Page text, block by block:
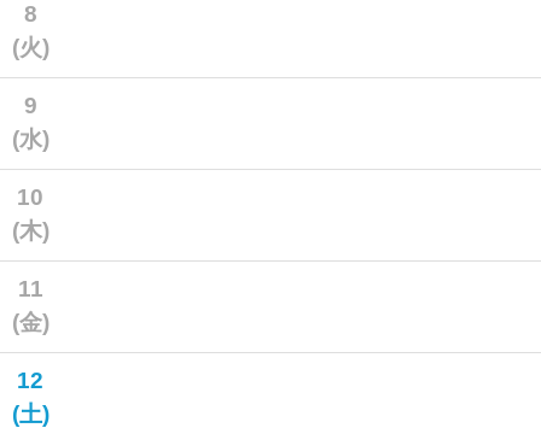
8
(火)
9
(水)
10
(木)
11
(金)
12
(土)